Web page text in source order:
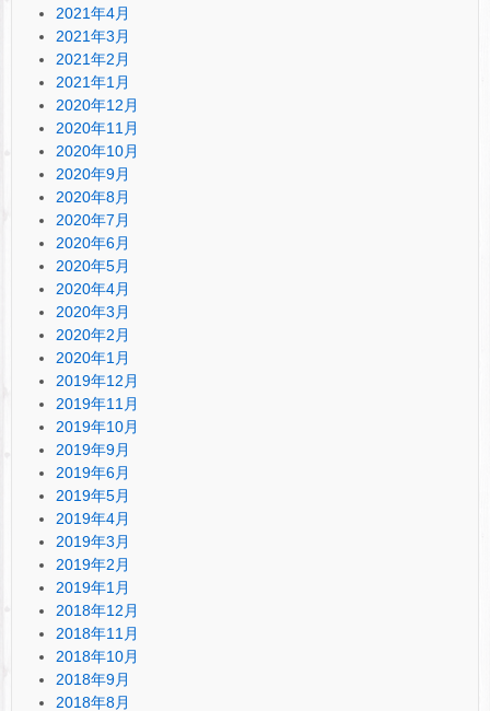
2021年4月
2021年3月
2021年2月
2021年1月
2020年12月
2020年11月
2020年10月
2020年9月
2020年8月
2020年7月
2020年6月
2020年5月
2020年4月
2020年3月
2020年2月
2020年1月
2019年12月
2019年11月
2019年10月
2019年9月
2019年6月
2019年5月
2019年4月
2019年3月
2019年2月
2019年1月
2018年12月
2018年11月
2018年10月
2018年9月
2018年8月